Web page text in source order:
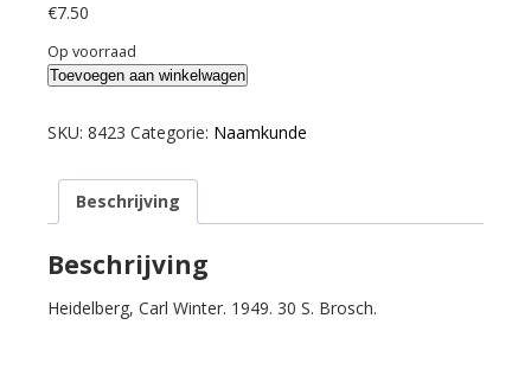
€7.50
Op voorraad
Krahe,
Ortsnamen
Geschichtsquelle.
aantal
Toevoegen aan winkelwagen
SKU: 8423 Categorie: Naamkunde
Beschrijving
Beschrijving
Heidelberg, Carl Winter. 1949. 30 S. Brosch.